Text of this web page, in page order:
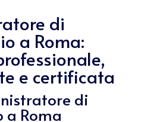
di
a Roma:
e certificata
di
a Roma